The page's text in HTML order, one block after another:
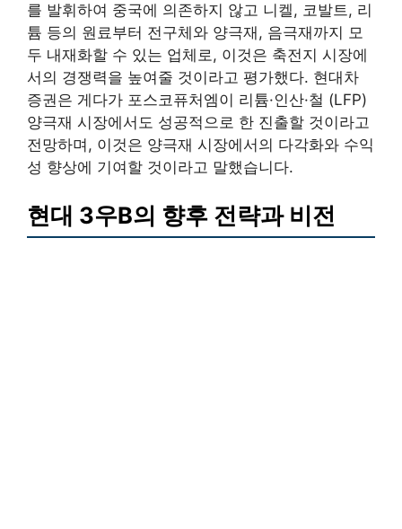
를 발휘하여 중국에 의존하지 않고 니켈, 코발트, 리
튬 등의 원료부터 전구체와 양극재, 음극재까지 모
두 내재화할 수 있는 업체로, 이것은 축전지 시장에
서의 경쟁력을 높여줄 것이라고 평가했다. 현대차
증권은 게다가 포스코퓨처엠이 리튬·인산·철 (LFP)
양극재 시장에서도 성공적으로 한 진출할 것이라고
전망하며, 이것은 양극재 시장에서의 다각화와 수익
성 향상에 기여할 것이라고 말했습니다.
현대 3우B의 향후 전략과 비전